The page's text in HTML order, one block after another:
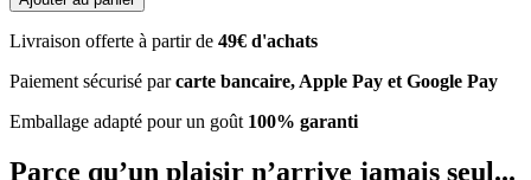
Livraison offerte à partir de 49€ d'achats
Paiement sécurisé parcarte bancaire, Apple Pay et Google Pay
Emballage adapté pour un goût 100% garanti
Parce qu’un plaisir n’arrive jamais seul...